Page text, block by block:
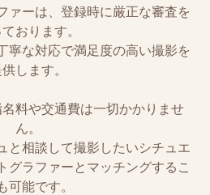
ァーは、登録時に厳正な審査を
おります。
寧な対応で満足度の高い撮影を
します。
料や交通費は一切かかりませ
ん。
と相談して撮影したいシチュエ
グラファーとマッチングするこ
可能です。